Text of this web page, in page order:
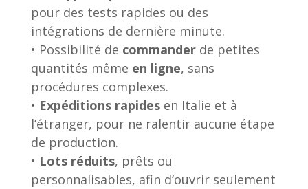
pour des tests rapides ou des
intégrations de dernière minute.
• Possibilité de commanderde petites
quantités même en ligne, sans
procédures complexes.
• Expéditions rapidesen Italie et à
l’étranger, pour ne ralentir aucune étape
de production.
• Lots réduits, prêts ou
personnalisables, afin d’ouvrir seulement